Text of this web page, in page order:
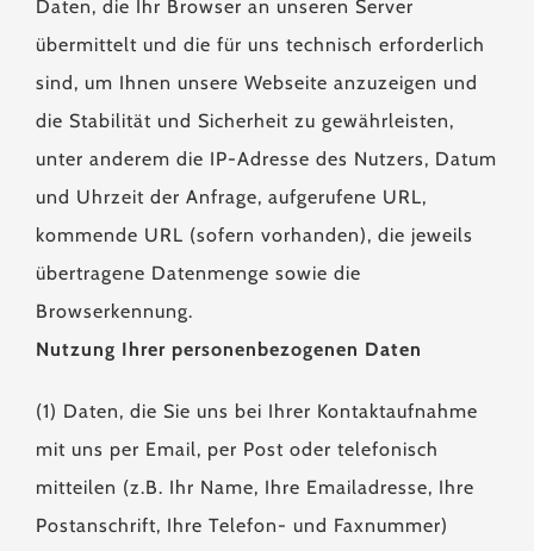
Daten, die Ihr Browser an unseren Server
übermittelt und die für uns technisch erforderlich
sind, um Ihnen unsere Webseite anzuzeigen und
die Stabilität und Sicherheit zu gewährleisten,
unter anderem die IP-Adresse des Nutzers, Datum
und Uhrzeit der Anfrage, aufgerufene URL,
kommende URL (sofern vorhanden), die jeweils
übertragene Datenmenge sowie die
Browserkennung.
Nutzung Ihrer personenbezogenen Daten
(1) Daten, die Sie uns bei Ihrer Kontaktaufnahme
mit uns per Email, per Post oder telefonisch
mitteilen (z.B. Ihr Name, Ihre Emailadresse, Ihre
Postanschrift, Ihre Telefon- und Faxnummer)